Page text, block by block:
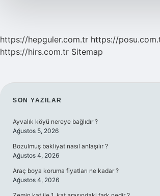
https://hepguler.com.tr https://
https://hirs.com.tr Sitemap
SIDEBAR
SON YAZILAR
Ayvalık köyü nereye bağlıdır ?
Ağustos 5, 2026
Bozulmuş bakliyat nasıl anlaşılır ?
Ağustos 4, 2026
Araç boya koruma fiyatları ne kadar ?
Ağustos 4, 2026